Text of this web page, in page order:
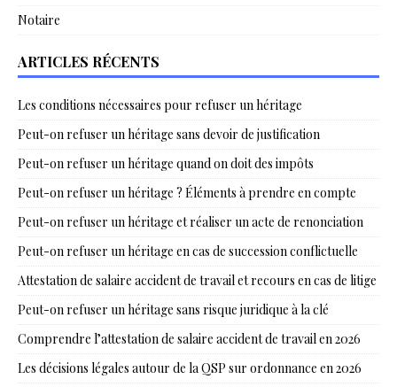
Notaire
ARTICLES RÉCENTS
Les conditions nécessaires pour refuser un héritage
Peut-on refuser un héritage sans devoir de justification
Peut-on refuser un héritage quand on doit des impôts
Peut-on refuser un héritage ? Éléments à prendre en compte
Peut-on refuser un héritage et réaliser un acte de renonciation
Peut-on refuser un héritage en cas de succession conflictuelle
Attestation de salaire accident de travail et recours en cas de litige
Peut-on refuser un héritage sans risque juridique à la clé
Comprendre l’attestation de salaire accident de travail en 2026
Les décisions légales autour de la QSP sur ordonnance en 2026